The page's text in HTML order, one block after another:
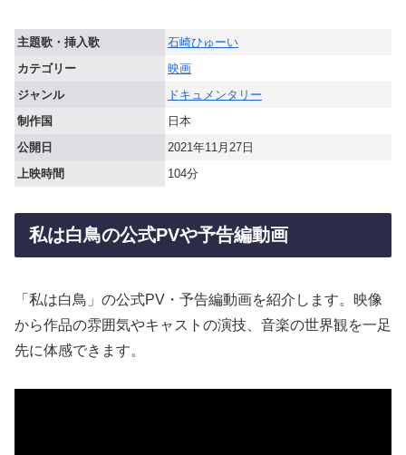
主題歌・挿入歌
石崎ひゅーい
カテゴリー
映画
ジャンル
ドキュメンタリー
制作国
日本
公開日
2021年11月27日
上映時間
104分
私は白鳥の公式PVや予告編動画
「私は白鳥」の公式PV・予告編動画を紹介します。映像
から作品の雰囲気やキャストの演技、音楽の世界観を一足
先に体感できます。